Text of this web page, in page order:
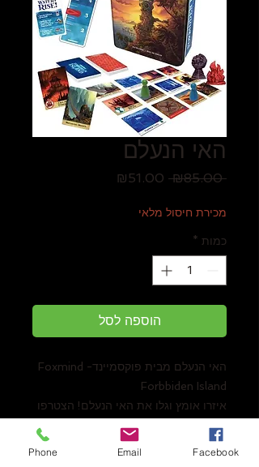
האי הנעלם
₪85.00
מחיר
₪51.00
מכירת חיסול מלאי
כמות *
הוספה לסל
האי הנעלם מבית פוקסמיינדFoxmind -
Forbbiden Island
איזרו אומץ וגלו את האי הנעלם! הצטרפו
לקבוצת הרפתקנים אמיצים במשימה
Phone Email Facebook